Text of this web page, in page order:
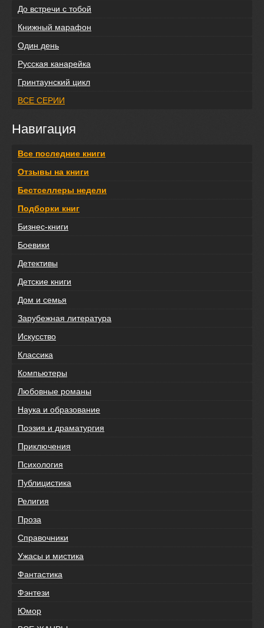
До встречи с тобой
Книжный марафон
Один день
Русская канарейка
Гринтаунский цикл
ВСЕ СЕРИИ
Навигация
Все последние книги
Отзывы на книги
Бестселлеры недели
Подборки книг
Бизнес-книги
Боевики
Детективы
Детские книги
Дом и семья
Зарубежная литература
Искусство
Классика
Компьютеры
Любовные романы
Наука и образование
Поэзия и драматургия
Приключения
Психология
Публицистика
Религия
Проза
Справочники
Ужасы и мистика
Фантастика
Фэнтези
Юмор